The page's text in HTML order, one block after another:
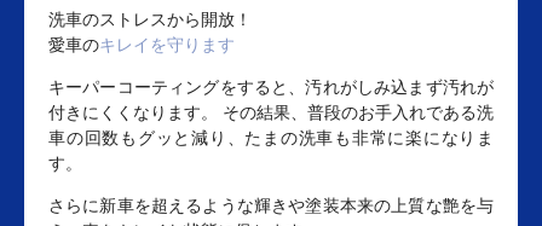
洗車のストレスから開放！
愛車のキレイを守ります
キーパーコーティングをすると、汚れがしみ込まず汚れが
付きにくくなります。 その結果、普段のお手入れである洗
車の回数もグッと減り、たまの洗車も非常に楽になりま
す。
さらに新車を超えるような輝きや塗装本来の上質な艶を与